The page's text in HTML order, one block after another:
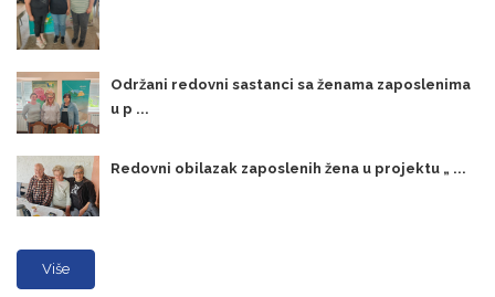
Održani redovni sastanci sa ženama zaposlenima
u p ...
Redovni obilazak zaposlenih žena u projektu „ ...
Više